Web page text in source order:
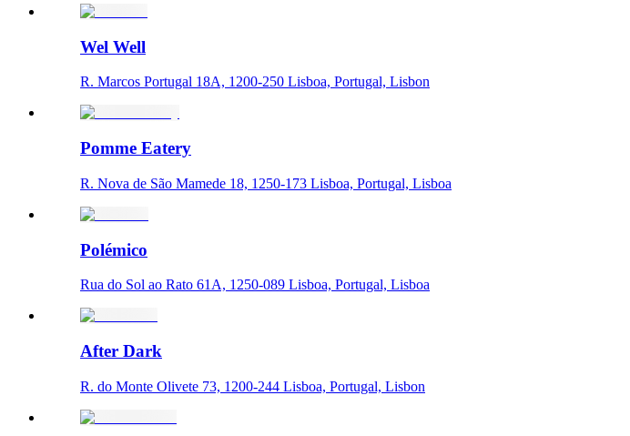
Wel Well
R. Marcos Portugal 18A, 1200-250 Lisboa, Portugal, Lisbon
Pomme Eatery
R. Nova de São Mamede 18, 1250-173 Lisboa, Portugal, Lisboa
Polémico
Rua do Sol ao Rato 61A, 1250-089 Lisboa, Portugal, Lisboa
After Dark
R. do Monte Olivete 73, 1200-244 Lisboa, Portugal, Lisbon